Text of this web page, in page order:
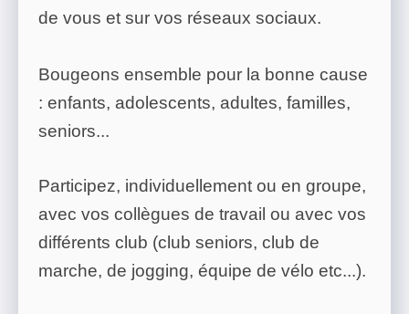
de vous et sur vos réseaux sociaux.
Bougeons ensemble pour la bonne cause
: enfants, adolescents, adultes, familles,
seniors...
Participez, individuellement ou en groupe,
avec vos collègues de travail ou avec vos
différents club (club seniors, club de
marche, de jogging, équipe de vélo etc...).